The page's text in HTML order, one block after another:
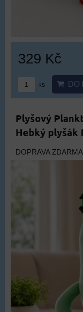
329 Kč
ks DO
Plyšový
Hebký plyšák
DOPRAVA ZDARMA